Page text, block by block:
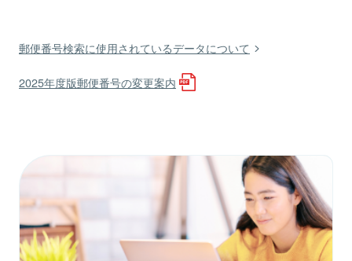
郵便番号検索に使用されているデータについて
2025年度版郵便番号の変更案内